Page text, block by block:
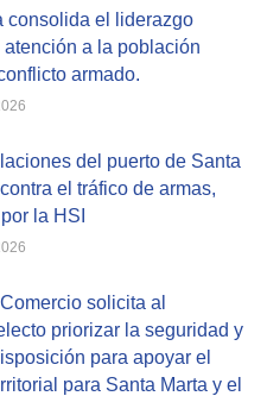
consolida el liderazgo
a la población
armado.
del puerto de Santa
el tráfico de armas,
la HSI
solicita al
priorizar la seguridad y
para apoyar el
para Santa Marta y el